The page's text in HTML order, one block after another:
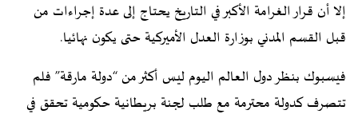
إلا أن قرار الغرامة الأكبر في التاريخ يحتاج إلى عدة إجراءات من
قبل القسم المدني بوزارة العدل الأميركية حتى يكون نهائيا.
فيسبوك بنظر دول العالم اليوم ليس أكثر من “دولة مارقة” فلم
تتصرف كدولة محترمة مع طلب لجنة بريطانية حكومية تحقق في